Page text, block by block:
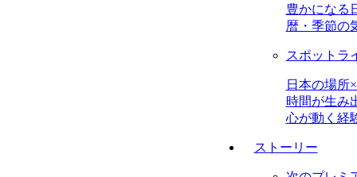
豊かになる
暦・季節の
スポットラ
日本の場所
時間が生み
心が動く経
ストーリー